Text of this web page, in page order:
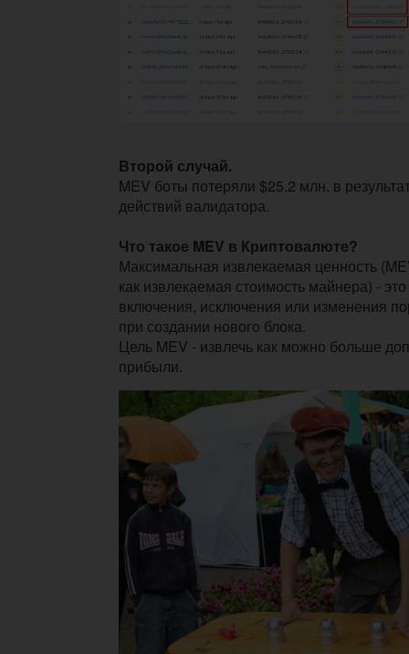
Второй случай.
MEV боты потеряли $25.2 млн. в
действий валидатора.
Что такое MEV в Криптовалюте?
Максимальная извлекаемая ценность
как извлекаемая стоимость майнера) - это
включения, исключения или изменения
при создании нового блока.
Цель MEV - извлечь как можно больше
прибыли.